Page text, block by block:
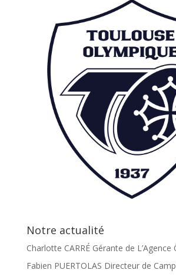
Notre actualité
Charlotte CARRÉ Gérante de L’Agence
Fabien PUERTOLAS Directeur de